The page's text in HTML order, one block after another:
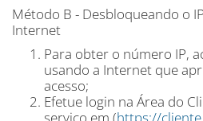
Método B - Desbloqueando o
Internet
Para obter o número IP,
usando a Internet que
acesso;
Efetue login na Área do